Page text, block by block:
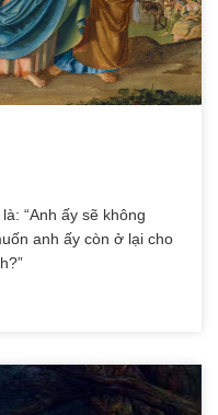
“Anh ấy sẽ không
anh ấy còn ở lại cho